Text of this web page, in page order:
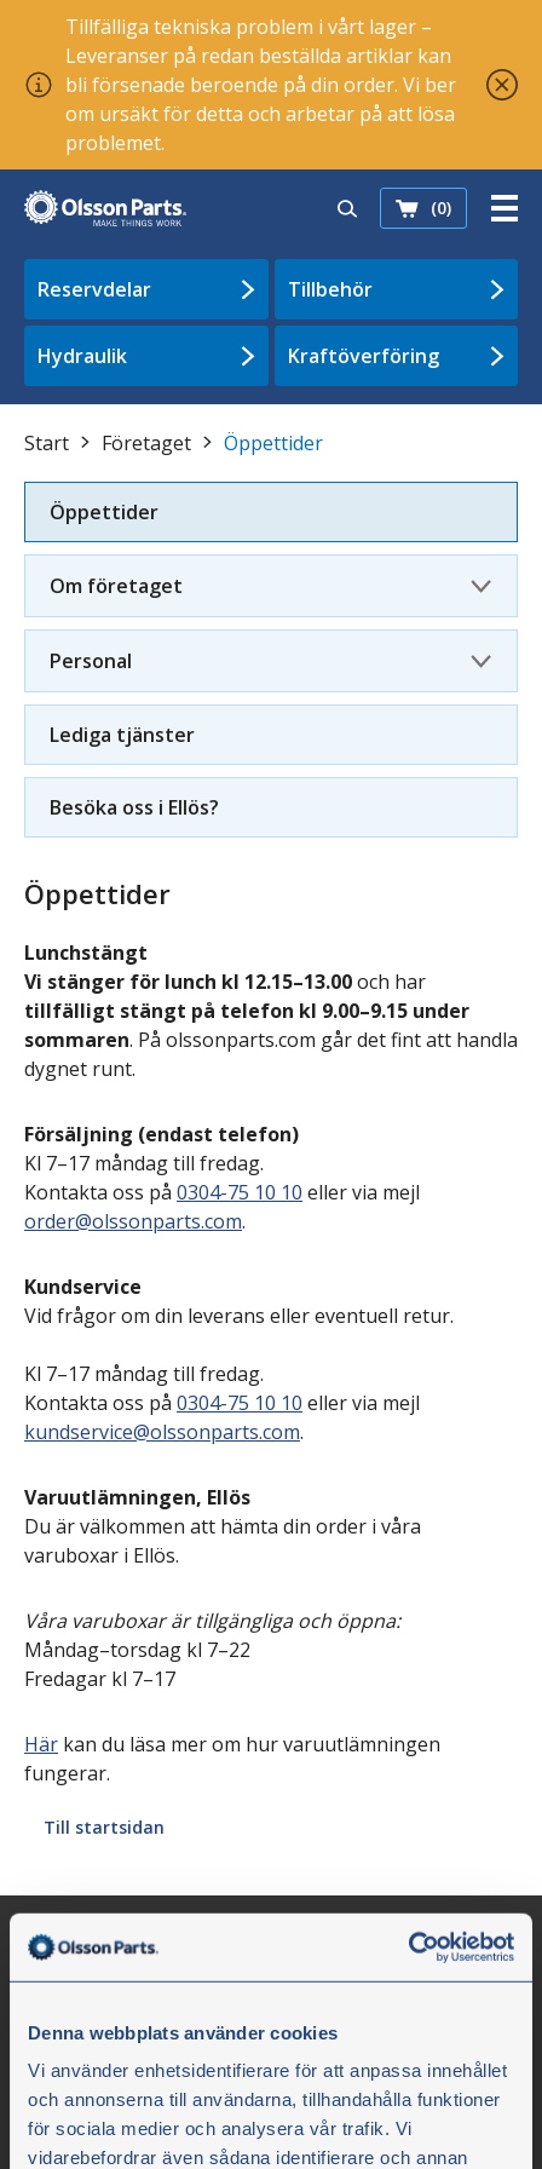
Denna webbplats använder cookies
Vi använder enhetsidentifierare för att anpassa innehållet
och annonserna till användarna, tillhandahålla funktioner
för sociala medier och analysera vår trafik. Vi
vidarebefordrar även sådana identifierare och annan
Tillfälliga tekniska problem i vårt lager –
Leveranser på redan beställda artiklar kan
bli försenade beroende på din order. Vi ber
om ursäkt för detta och arbetar på att lösa
problemet.
(0)
Reservdelar Tillbehör
Hydraulik Kraftöverföring
Start Företaget Öppettider
Öppettider
Om företaget
Personal
Lediga tjänster
Besöka oss i Ellös?
Öppettider
Lunchstängt
Vi stänger för lunch kl 12.15–13.00och har
tillfälligt stängt på telefon kl 9.00–9.15 under
sommaren. På olssonparts.com går det fint att handla
dygnet runt.
Försäljning (endast telefon)
Kl 7–17 måndag till fredag.
Kontakta oss på 0304-75 10 10 eller via mejl
order@olssonparts.com.
Kundservice
Vid frågor om din leverans eller eventuell retur.
Kl 7–17 måndag till fredag.
Kontakta oss på 0304-75 10 10 eller via mejl
kundservice@olssonparts.com.
Varuutlämningen, Ellös
Du är välkommen att hämta din order i våra
varuboxar i Ellös.
Våra varuboxar är tillgängliga och öppna:
Måndag–torsdag kl 7–22
Fredagar kl 7–17
Här kan du läsa mer om hur varuutlämningen
fungerar.
Till startsidan